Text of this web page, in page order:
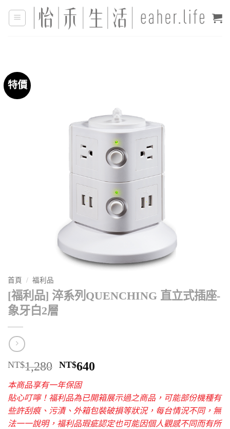
特價
首頁 / 福利品
[福利品] 淬系列QUENCHING 直立式插座-
象牙白2層
NT$1,280 原
始
價
格：
NT$1,280。
NT$640
價
格：
NT$640。
本商品享有一年保固
貼心叮嚀！福利品為已開箱展示過之商品，可能部份機種有
些許刮痕、污漬、外箱包裝破損等狀況，每台情況不同，無
法一一說明，福利品瑕疵認定也可能因個人觀感不同而有所